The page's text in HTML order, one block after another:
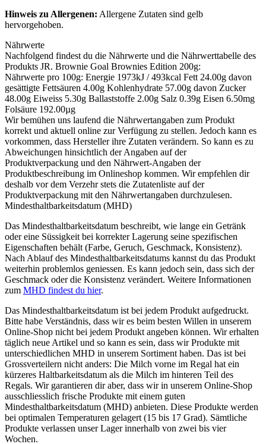
Hinweis zu Allergenen: Allergene Zutaten sind gelb
hervorgehoben.
Nährwerte
Nachfolgend findest du die Nährwerte und die Nährwerttabelle des
Produkts JR. Brownie Goal Brownies Edition 200g:
Nährwerte pro 100g: Energie 1973kJ / 493kcal Fett 24.00g davon
gesättigte Fettsäuren 4.00g Kohlenhydrate 57.00g davon Zucker
48.00g Eiweiss 5.30g Ballaststoffe 2.00g Salz 0.39g Eisen 6.50mg
Folsäure 192.00µg
Wir bemühen uns laufend die Nährwertangaben zum Produkt
korrekt und aktuell online zur Verfügung zu stellen. Jedoch kann es
vorkommen, dass Hersteller ihre Zutaten verändern. So kann es zu
Abweichungen hinsichtlich der Angaben auf der
Produktverpackung und den Nährwert-Angaben der
Produktbeschreibung im Onlineshop kommen. Wir empfehlen dir
deshalb vor dem Verzehr stets die Zutatenliste auf der
Produktverpackung mit den Nährwertangaben durchzulesen.
Mindesthaltbarkeitsdatum (MHD)
Das Mindesthaltbarkeitsdatum beschreibt, wie lange ein Getränk
oder eine Süssigkeit bei korrekter Lagerung seine spezifischen
Eigenschaften behält (Farbe, Geruch, Geschmack, Konsistenz).
Nach Ablauf des Mindesthaltbarkeitsdatums kannst du das Produkt
weiterhin problemlos geniessen. Es kann jedoch sein, dass sich der
Geschmack oder die Konsistenz verändert. Weitere Informationen
zum MHD findest du hier.
Das Mindesthaltbarkeitsdatum ist bei jedem Produkt aufgedruckt.
Bitte habe Verständnis, dass wir es beim besten Willen in unserem
Online-Shop nicht bei jedem Produkt angeben können. Wir erhalten
täglich neue Artikel und so kann es sein, dass wir Produkte mit
unterschiedlichen MHD in unserem Sortiment haben. Das ist bei
Grossverteilern nicht anders: Die Milch vorne im Regal hat ein
kürzeres Haltbarkeitsdatum als die Milch im hinteren Teil des
Regals. Wir garantieren dir aber, dass wir in unserem Online-Shop
ausschliesslich frische Produkte mit einem guten
Mindesthaltbarkeitsdatum (MHD) anbieten. Diese Produkte werden
bei optimalen Temperaturen gelagert (15 bis 17 Grad). Sämtliche
Produkte verlassen unser Lager innerhalb von zwei bis vier
Wochen.